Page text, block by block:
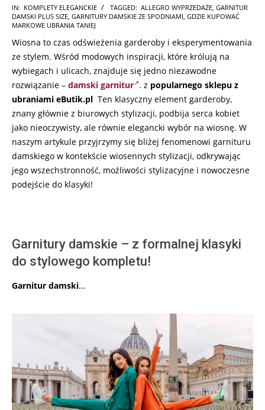
2026-
05-
IN: KOMPLETY ELEGANCKIE TAGGED: ALLEGRO WYPRZEDAŻE, GARNITUR
DAMSKI PLUS SIZE, GARNITURY DAMSKIE ZE SPODNIAMI, GDZIE KUPOWAĆ
MARKOWE UBRANIA TANIEJ
Wiosna to czas odświeżenia garderoby i eksperymentowania
ze stylem. Wśród modowych inspiracji, które królują na
wybiegach i ulicach, znajduje się jedno niezawodne
rozwiązanie – damski garnitur . z popularnego sklepu z
ubraniami eButik.pl Ten klasyczny element garderoby,
znany głównie z biurowych stylizacji, podbija serca kobiet
jako nieoczywisty, ale równie elegancki wybór na wiosnę. W
naszym artykule przyjrzymy się bliżej fenomenowi garnituru
damskiego w kontekście wiosennych stylizacji, odkrywając
jego wszechstronność, możliwości stylizacyjne i nowoczesne
podejście do klasyki!
Garnitury damskie – z formalnej klasyki
do stylowego kompletu!
Garnitur damski…